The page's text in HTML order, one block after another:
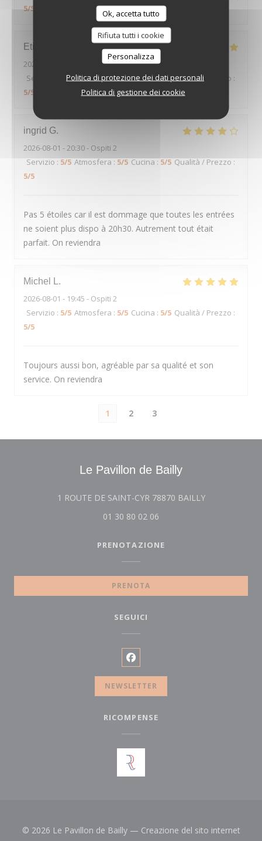
Ok, accetta tutto
Rifiuta tutti i cookie
Personalizza
Politica di protezione dei dati personali
Politica di gestione dei cookie
5/5
Etienne
2026-08-01
- 20:15 - Ospiti 4
Servizio
/5 Atmosfera:5/5 Cucina:5/5 Qualità / Prezzo :
5/5
ingrid G
2026-08-01 - 20:30 - Ospiti 2
Servizio:5/5 Atmosfera:5/5 Cucina:5/5 Qualità / Prezzo :
5/5
Pas 5 étoiles car il est dommage que toutes les entrées
ne soient plus dispo à 20h30. Autrement tout était
parfait. On reviendra
Michel L
2026-08-01 - 19:45 - Ospiti 2
Servizio : 5/5 Atmosfera : 5/5 Cucina : 5/5 Qualità / Prezzo :
5/5
Toujours aussi bon, agréable par sa qualité et son
service. On reviendra
1 2 3
Le Pavillon de Bailly
1 ROUTE DE SAINT-CYR 78870 BAILLY((apre una
01 30 80 02 06
PRENOTAZIONE
PRENOTA
SEGUICI
Facebook ((apre una nuova
NEWSLETTER
RICOMPENSE
© 2026 Le Pavillon de Bailly — Creazione del sito internet